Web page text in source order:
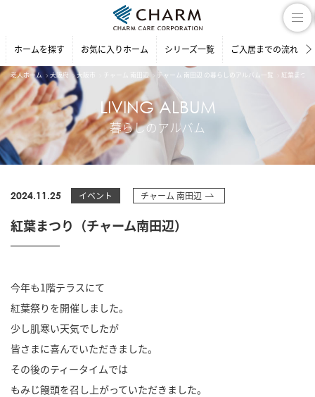
ホームを探す お気に入りホーム シリーズ一覧 ご入居までの流れ
老人ホーム 大阪府 大阪市 チャーム 南田辺 チャーム 南田辺 の暮らしのアルバム一覧 紅葉まつ
LIVING ALBUM
暮らしのアルバム
2024.11.25 イベント チャーム 南田辺
紅葉まつり（チャーム南田辺）
今年も1階テラスにて
紅葉祭りを開催しました。
少し肌寒い天気でしたが
皆さまに喜んでいただきました。
その後のティータイムでは
もみじ饅頭を召し上がっていただきました。